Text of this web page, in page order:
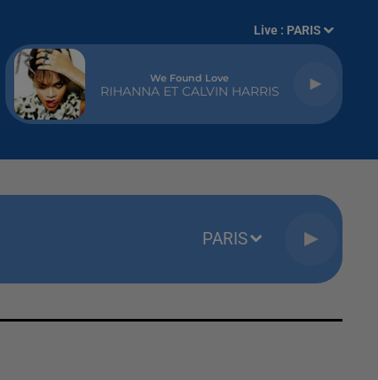
Live : PARIS
We Found Love
RIHANNA ET CALVIN HARRIS
PARIS